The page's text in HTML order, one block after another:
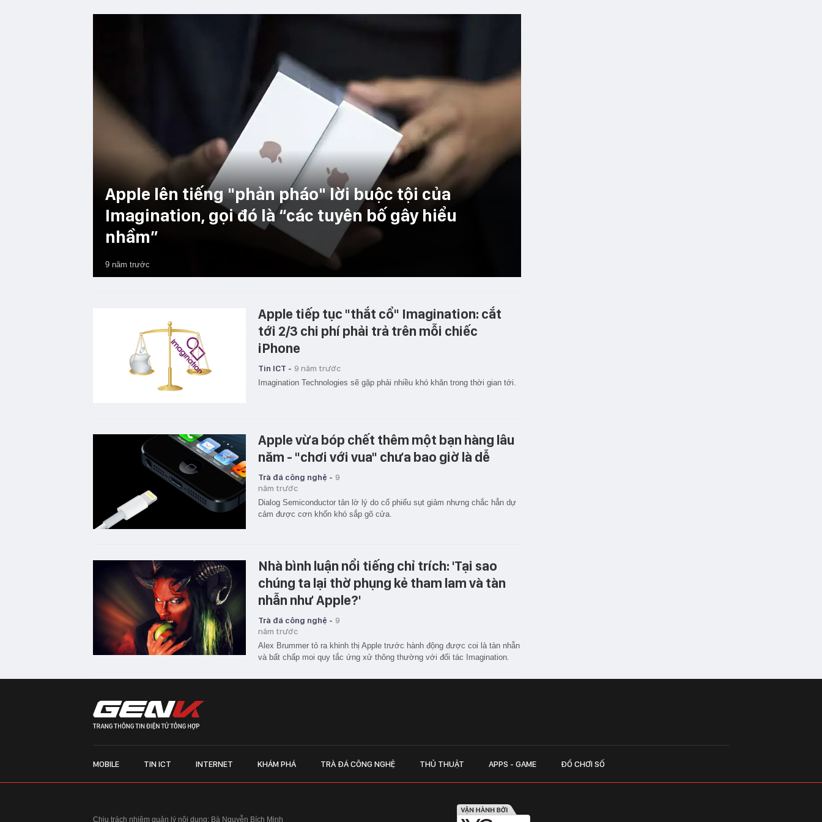
Apple lên tiếng "phản pháo" lời buộc tội của
Imagination, gọi đó là “các tuyên bố gây hiểu
nhầm”
9 năm trước
Apple tiếp tục "thắt cổ" Imagination: cắt
tới 2/3 chi phí phải trả trên mỗi chiếc
iPhone
Tin ICT - 9 năm trước
Imagination Technologies sẽ gặp phải nhiều khó khăn trong thời gian tới.
Apple vừa bóp chết thêm một bạn hàng lâu
năm - "chơi với vua" chưa bao giờ là dễ
Trà đá công nghệ - 9
năm trước
Dialog Semiconductor tản lờ lý do cổ phiếu sụt giảm nhưng chắc hẳn dự
cảm được cơn khốn khó sắp gõ cửa.
Nhà bình luận nổi tiếng chỉ trích: 'Tại sao
chúng ta lại thờ phụng kẻ tham lam và tàn
nhẫn như Apple?'
Trà đá công nghệ - 9
năm trước
Alex Brummer tỏ ra khinh thị Apple trước hành động được coi là tàn nhẫn
và bất chấp moi quy tắc ứng xử thông thường với đối tác Imagination.
MOBILE TIN ICT INTERNET KHÁM PHÁ TRÀ ĐÁ CÔNG NGHỆ THỦ THUẬT APPS - GAME ĐỒ CHƠI SỐ
Chịu trách nhiệm quản lý nội dung: Bà Nguyễn Bích Minh